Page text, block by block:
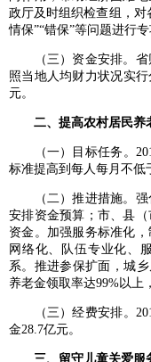
政厅及时组织检查组，对
情保”“错保”等问题进行专
（三）资金安排。省
照当地人均财力状况实
元。
二、提高农村居民养
（一）目标任务。
标准提高到每人每月不低
（二）推进措施。强
安排资金预算；市、县
资金。加强服务标准化
网络化、队伍专业化、
系。推进参保扩面，城
养老金领取率达99%以上
（三）经费安排。
金28.7亿元。
三、留守儿童关爱服